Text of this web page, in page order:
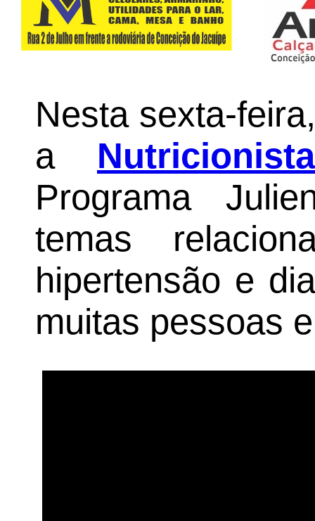
Nesta sexta-
a
Programa
temas
hipertensão e
muitas pessoas